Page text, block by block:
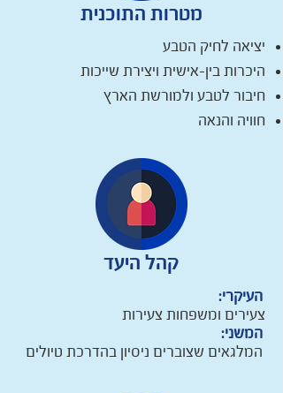
מטרות התוכנית
יציאה לחיק הטבע
היכרות בין-אישית ויצירת שייכות
חיבור לטבע ולמורשת הארץ
חוויה והנאה
קהל היעד
העיקרי:
צעירים ומשפחות צעירות
המשני:
המלגאים שצוברים ניסיון בהדרכת טיולים